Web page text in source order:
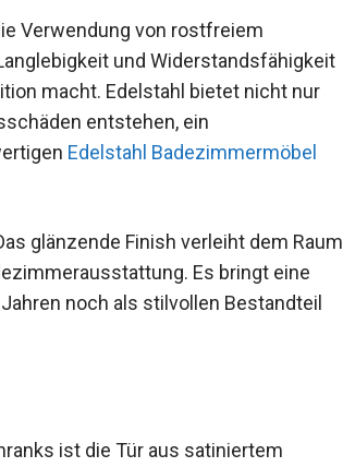
Verwendung von rostfreiem
und Widerstandsfähigkeit
macht. Edelstahl bietet nicht nur
entstehen, ein
Edelstahl Badezimmermöbel
glänzende Finish verleiht dem Raum
Es bringt eine
noch als stilvollen Bestandteil
ist die Tür aus satiniertem